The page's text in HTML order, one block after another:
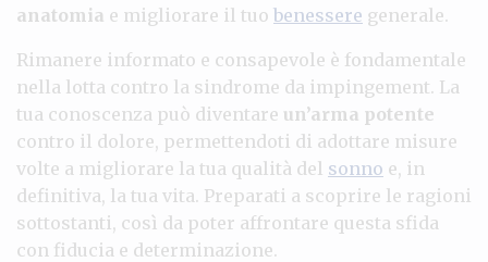
anatomia e migliorare il tuo benessere generale.
Rimanere informato e consapevole è fondamentale
nella lotta contro la sindrome da impingement. La
tua conoscenza può diventare un’arma potente
contro il dolore, permettendoti di adottare misure
volte a migliorare la tua qualità del sonno e, in
definitiva, la tua vita. Preparati a scoprire le ragioni
sottostanti, così da poter affrontare questa sfida
con fiducia e determinazione.